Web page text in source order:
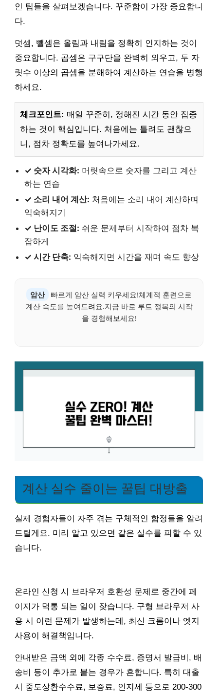
인 팁들을 살펴보겠습니다. 꾸준함이 가장 중요합니
다.
덧셈, 뺄셈은 올림과 내림을 정확히 인지하는 것이
중요합니다. 곱셈은 구구단을 완벽히 외우고, 두 자
릿수 이상의 곱셈을 분해하여 계산하는 연습을 병행
하세요.
체크포인트: 매일 꾸준히, 정해진 시간 동안 집중
하는 것이 핵심입니다. 처음에는 틀려도 괜찮으
니, 점차 정확도를 높여나가세요.
✓ 숫자 시각화: 머릿속으로 숫자를 그리고 계산
하는 연습
✓ 소리 내어 계산: 처음에는 소리 내어 계산하며
익숙해지기
✓ 난이도 조절: 쉬운 문제부터 시작하여 점차 복
잡하게
✓ 시간 단축: 익숙해지면 시간을 재며 속도 향상
암산
빠르게 암산 실력 키우세요!체계적 훈련으로
계산 속도를 높여드려요.지금 바로 루트 정복의 시작
을 경험해보세요!
계산 실수 줄이는 꿀팁 대방출
실제 경험자들이 자주 겪는 구체적인 함정들을 알려
드릴게요. 미리 알고 있으면 같은 실수를 피할 수 있
습니다.
온라인 신청 시 브라우저 호환성 문제로 중간에 페
이지가 먹통 되는 일이 잦습니다. 구형 브라우저 사
용 시 이런 문제가 발생하는데, 최신 크롬이나 엣지
사용이 해결책입니다.
안내받은 금액 외에 각종 수수료, 증명서 발급비, 배
송비 등이 추가로 붙는 경우가 흔합니다. 특히 대출
시 중도상환수수료, 보증료, 인지세 등으로 200-300